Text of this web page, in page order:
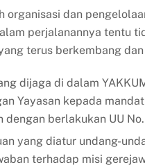
organisasi dan
perjalanannya tentu
terus berkembang
dijaga di dalam
Yayasan kepada
dengan berlakukan UU
yang diatur undang-
terhadap misi